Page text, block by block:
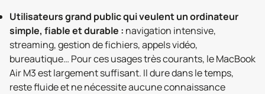
Utilisateurs grand public qui veulent un ordinateur
simple, fiable et durable : navigation intensive,
streaming, gestion de fichiers, appels vidéo,
bureautique… Pour ces usages très courants, le MacBook
Air M3 est largement suffisant. Il dure dans le temps,
reste fluide et ne nécessite aucune connaissance